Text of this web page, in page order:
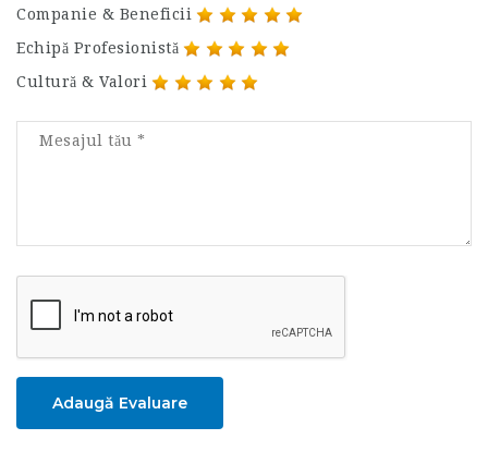
Companie & Beneficii
Echipă Profesionistă
Cultură & Valori
Adaugă Evaluare